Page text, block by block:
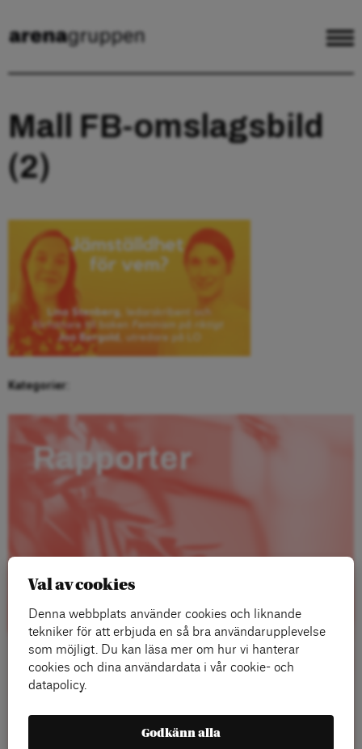
Mall FB-omslagsbild
(2)
Kategorier:
Rapporter
Val av cookies
Denna webbplats använder cookies och liknande
tekniker för att erbjuda en så bra användarupplevelse
som möjligt. Du kan läsa mer om hur vi hanterar
cookies och dina användardata i vår cookie- och
datapolicy.
Godkänn alla